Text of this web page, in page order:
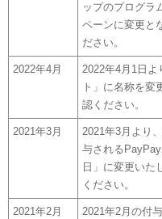
ップのプログラ
ペーンに変更と
ださい。
2022年4月
2022年4月1日
ト」に名称を変
認ください。
2021年3月
2021年3月より
与される
日」に変更いた
ください。
2021年2月
2021年2月の付